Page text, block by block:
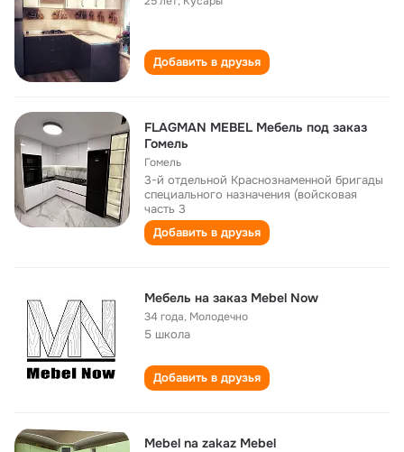
Добавить в друзья
FLAGMAN MEBEL Мебель под заказ
Гомель
Гомель
3-й отдельной Краснознаменной бригады
специального назначения (войсковая
часть 3
Добавить в друзья
Мебель на заказ Mebel Now
34 года, Молодечно
5 школа
Добавить в друзья
Mebel na zakaz Mebel